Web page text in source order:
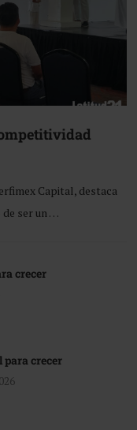
Capital, destaca
ser un …
crecer
para crecer